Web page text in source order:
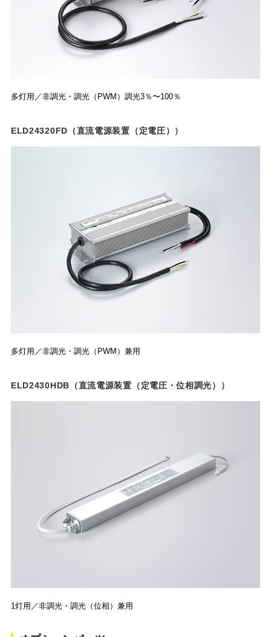
多灯用／非調光・調光（PWM）調光3％〜100％
ELD24320FD（直流電源装置（定電圧））
多灯用／非調光・調光（PWM）兼用
ELD2430HDB（直流電源装置（定電圧・位相調光））
1灯用／非調光・調光（位相）兼用